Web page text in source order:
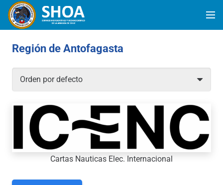
Región de Antofagasta
Cartas Nauticas Elec. Internacional